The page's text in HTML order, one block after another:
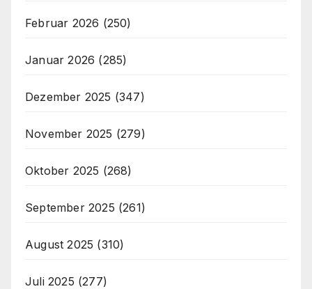
Februar 2026 (250)
Januar 2026 (285)
Dezember 2025 (347)
November 2025 (279)
Oktober 2025 (268)
September 2025 (261)
August 2025 (310)
Juli 2025 (277)